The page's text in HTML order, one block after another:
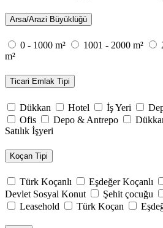
Arsa/Arazi Büyüklüğü
0 - 1000 m² 1001 - 2000 m²
m²
Ticari Emlak Tipi
Dükkan Hotel İş Yeri
Ofis
Depo & Antrepo
Satılık İşyeri
Koçan Tipi
Türk Koçanlı Eşdeğer Koçanlı
Devlet Sosyal Konut
Şehit çocuğu
Leasehold
Türk Koçan